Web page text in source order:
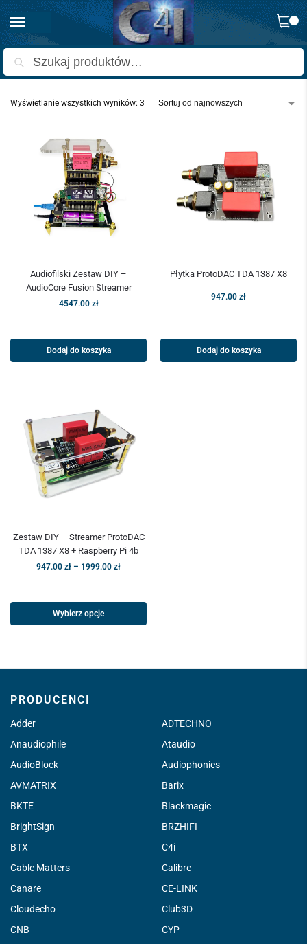
0
Strona główna Produkty oznaczone “Streamer ProtoDAC”
Wyświetlanie wszystkich wyników: 3
Audiofilski Zestaw DIY –
AudioCore Fusion Streamer
4547.00 zł
Dodaj do koszyka
Płytka ProtoDAC TDA 1387 X8
947.00 zł
Dodaj do koszyka
Zestaw DIY – Streamer ProtoDAC
TDA 1387 X8 + Raspberry Pi 4b
947.00 zł – 1999.00 zł
Wybierz opcje
PRODUCENCI
Adder
ADTECHNO
Anaudiophile
Ataudio
AudioBlock
Audiophonics
AVMATRIX
Barix
BKTE
Blackmagic
BrightSign
BRZHIFI
BTX
C4i
Cable Matters
Calibre
Canare
CE-LINK
Cloudecho
Club3D
CNB
CYP